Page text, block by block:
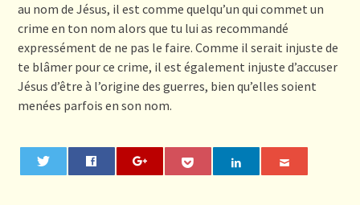
au nom de Jésus, il est comme quelqu’un qui commet un
crime en ton nom alors que tu lui as recommandé
expressément de ne pas le faire. Comme il serait injuste de
te blâmer pour ce crime, il est également injuste d’accuser
Jésus d’être à l’origine des guerres, bien qu’elles soient
menées parfois en son nom.